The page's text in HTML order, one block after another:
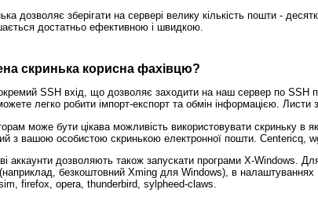
дозволяє зберігати на сервері велику кількість пошти -
достатньо ефективною і швидкою.
скринька корисна фахівцю?
SSH вхід, що дозволяє заходити на наш сервер по SSH
легко робити імпорт-експорт та обмін інформацією. Листи
може бути цікава можливість використовувати скриньку в
з вашою особистою скринькою електронної пошти. Centericq,
аккаунти дозволяють також запускати програми X-Windows.
безкоштовний Xming для Windows), в налаштуваннях
firefox, opera, thunderbird, sylpheed-claws.